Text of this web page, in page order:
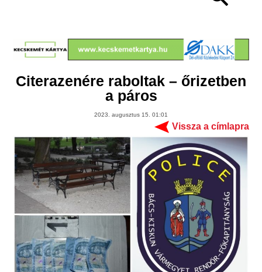
Citerazenére raboltak – őrizetben
a páros
2023. augusztus 15. 01:01
Vissza a címlapra